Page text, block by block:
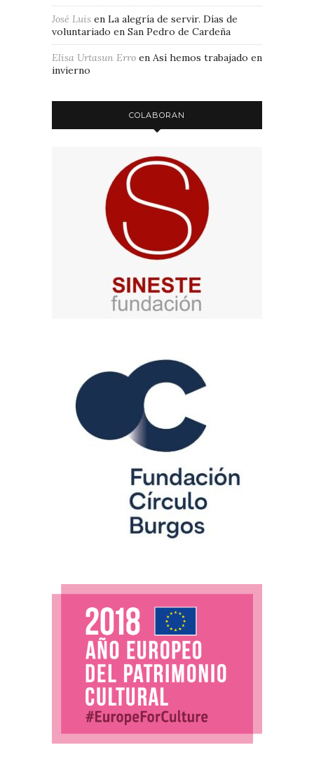
José Luis en La alegría de servir. Días de
voluntariado en San Pedro de Cardeña
Elisa Urtasun Erro en Así hemos trabajado en
invierno
COLABORAN